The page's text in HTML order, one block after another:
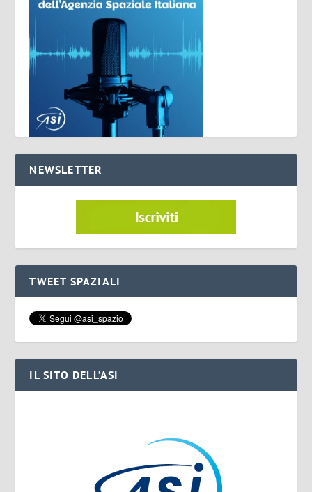
NEWSLETTER
TWEET SPAZIALI
IL SITO DELL’ASI